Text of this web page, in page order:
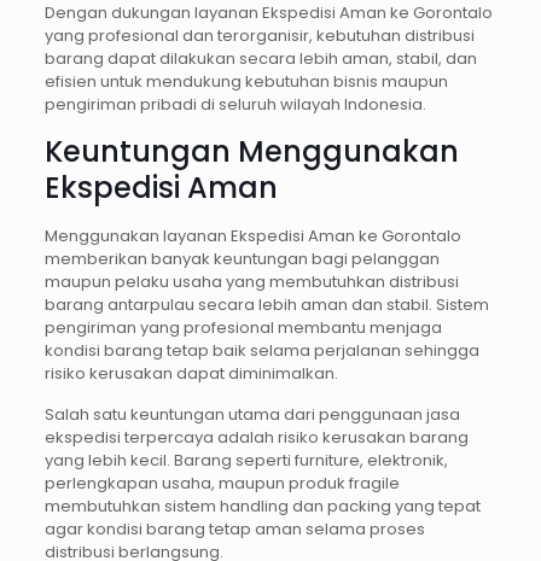
Dengan dukungan layanan Ekspedisi Aman ke Gorontalo
yang profesional dan terorganisir, kebutuhan distribusi
barang dapat dilakukan secara lebih aman, stabil, dan
efisien untuk mendukung kebutuhan bisnis maupun
pengiriman pribadi di seluruh wilayah Indonesia.
Keuntungan Menggunakan
Ekspedisi Aman
Menggunakan layanan Ekspedisi Aman ke Gorontalo
memberikan banyak keuntungan bagi pelanggan
maupun pelaku usaha yang membutuhkan distribusi
barang antarpulau secara lebih aman dan stabil. Sistem
pengiriman yang profesional membantu menjaga
kondisi barang tetap baik selama perjalanan sehingga
risiko kerusakan dapat diminimalkan.
Salah satu keuntungan utama dari penggunaan jasa
ekspedisi terpercaya adalah risiko kerusakan barang
yang lebih kecil. Barang seperti furniture, elektronik,
perlengkapan usaha, maupun produk fragile
membutuhkan sistem handling dan packing yang tepat
agar kondisi barang tetap aman selama proses
distribusi berlangsung.